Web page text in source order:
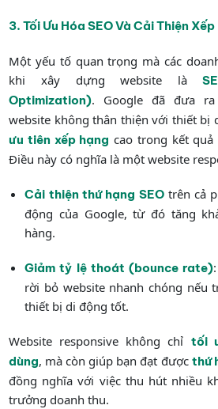
3. Tối Ưu Hóa SEO Và Cải Thiện
Một yếu tố quan trọng mà các
khi xây dựng website là
Optimization). Google đã đưa
website không thân thiện với thiết bị
ưu tiên xếp hạng cao trong kết
Điều này có nghĩa là một website
Cải thiện thứ hạng SEOtrên cả
động của Google, từ đó tăng
hàng.
Giảm tỷ lệ thoát (bounce rate)
rời bỏ website nhanh chóng nếu
thiết bị di động tốt.
Website responsive không chỉ tối
dùng, mà còn giúp bạn đạt được thứ
đồng nghĩa với việc thu hút nhiều
trưởng doanh thu.